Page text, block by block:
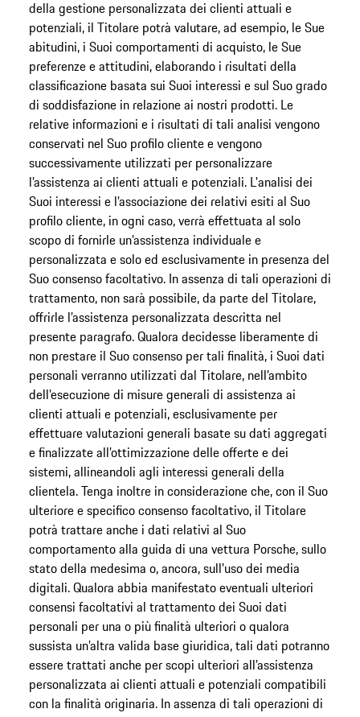
della gestione personalizzata dei clienti attuali e
potenziali, il Titolare potrà valutare, ad esempio, le Sue
abitudini, i Suoi comportamenti di acquisto, le Sue
preferenze e attitudini, elaborando i risultati della
classificazione basata sui Suoi interessi e sul Suo grado
di soddisfazione in relazione ai nostri prodotti. Le
relative informazioni e i risultati di tali analisi vengono
conservati nel Suo profilo cliente e vengono
successivamente utilizzati per personalizzare
l’assistenza ai clienti attuali e potenziali. L'analisi dei
Suoi interessi e l’associazione dei relativi esiti al Suo
profilo cliente, in ogni caso, verrà effettuata al solo
scopo di fornirle un’assistenza individuale e
personalizzata e solo ed esclusivamente in presenza del
Suo consenso facoltativo. In assenza di tali operazioni di
trattamento, non sarà possibile, da parte del Titolare,
offrirle l’assistenza personalizzata descritta nel
presente paragrafo. Qualora decidesse liberamente di
non prestare il Suo consenso per tali finalità, i Suoi dati
personali verranno utilizzati dal Titolare, nell’ambito
dell’esecuzione di misure generali di assistenza ai
clienti attuali e potenziali, esclusivamente per
effettuare valutazioni generali basate su dati aggregati
e finalizzate all’ottimizzazione delle offerte e dei
sistemi, allineandoli agli interessi generali della
clientela. Tenga inoltre in considerazione che, con il Suo
ulteriore e specifico consenso facoltativo, il Titolare
potrà trattare anche i dati relativi al Suo
comportamento alla guida di una vettura Porsche, sullo
stato della medesima o, ancora, sull'uso dei media
digitali. Qualora abbia manifestato eventuali ulteriori
consensi facoltativi al trattamento dei Suoi dati
personali per una o più finalità ulteriori o qualora
sussista un’altra valida base giuridica, tali dati potranno
essere trattati anche per scopi ulteriori all’assistenza
personalizzata ai clienti attuali e potenziali compatibili
con la finalità originaria. In assenza di tali operazioni di